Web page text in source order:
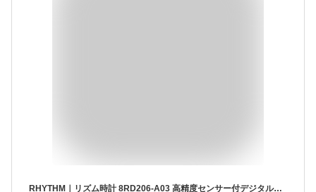
RHYTHM｜リズム時計 8RD206-A03 高精度センサー付デジタル温湿度計 「ライフナビD206A」 8RD206-A03 CITIZEN（シチズン） 白 [デジタル]